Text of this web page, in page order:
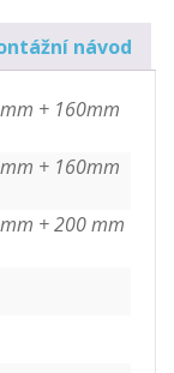
návod
+ 160mm
+ 160mm
+ 200 mm